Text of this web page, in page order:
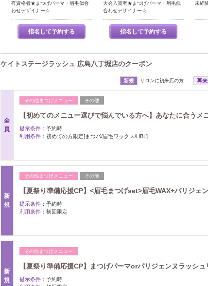
有資格者★まつげパーマ・眉毛似合
わせデザイナー☆
指名して予約する
大会入賞者★まつげパーマ・眉毛似
合わせデザイナー☆
指名して予約する
未経
ケイトステージラッシュ 広島八丁堀店のクーポン
新規 サロンに初来店の方 再来
全
員
その他まつげメニュー その他
【初めてのメニュー選びで悩んでいる方へ】あなたに合う
提示条件： 予約時
利用条件： 初めての方限定[まつパ/眉毛ワックス/HBL]
新
規
その他まつげメニュー その他
【夏祭り準備応援CP】<眉毛まつげset>眉毛WAX+パリジェ
提示条件： 予約時
利用条件： 初回限定
新
規
その他まつげメニュー
【夏祭り準備応援CP】まつげパーマorパリジェンヌラッシ
提示条件： 予約時